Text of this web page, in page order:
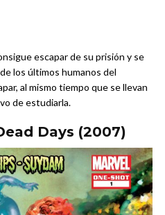
escapar de su prisión y se
los últimos humanos del
al mismo tiempo que se llevan
de estudiarla.
Days (2007)